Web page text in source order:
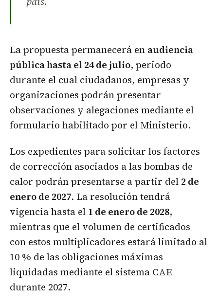
La propuesta permanecerá en audiencia
pública hasta el 24 de julio, periodo
durante el cual ciudadanos, empresas y
organizaciones podrán presentar
observaciones y alegaciones mediante el
formulario habilitado por el Ministerio.
Los expedientes para solicitar los factores
de corrección asociados a las bombas de
calor podrán presentarse a partir del 2 de
enero de 2027. La resolución tendrá
vigencia hasta el 1 de enero de 2028,
mientras que el volumen de certificados
con estos multiplicadores estará limitado al
10 % de las obligaciones máximas
liquidadas mediante el sistema CAE
durante 2027.